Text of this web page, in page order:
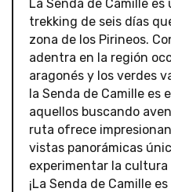
La Senda de Camille
trekking de seis días
zona de los Pirineos.
adentra en la región
aragonés y los verdes
la Senda de Camille es
aquellos buscando
ruta ofrece
vistas panorámicas
experimentar la
¡La Senda de Camille